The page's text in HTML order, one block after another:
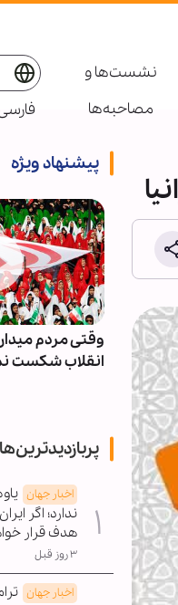
نشست‌ها و
مصاحبه‌ها
پیشنهاد ویژه
و
وقتی مردم
انقلاب شکست
پربازدیدترین‌ها
اخبار جهان
ندارد؛ اگر
هدف قرار
۳ روز قبل
اخبار جهان